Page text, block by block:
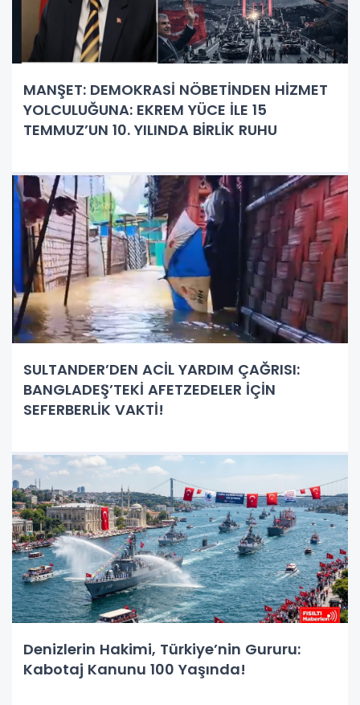
MANŞET: DEMOKRASİ NÖBETİNDEN HİZMET
YOLCULUĞUNA: EKREM YÜCE İLE 15
TEMMUZ’UN 10. YILINDA BİRLİK RUHU
SULTANDER’DEN ACİL YARDIM ÇAĞRISI:
BANGLADEŞ’TEKİ AFETZEDELER İÇİN
SEFERBERLİK VAKTİ!
Denizlerin Hakimi, Türkiye’nin Gururu:
Kabotaj Kanunu 100 Yaşında!